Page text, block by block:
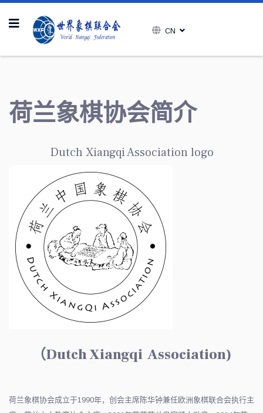
CN
荷兰象棋协会简介
Dutch Xiangqi Association logo
（Dutch Xiangqi Association)
荷兰象棋协会成立于1990年，创会主席陈华钟兼任欧洲象棋联合会执行主